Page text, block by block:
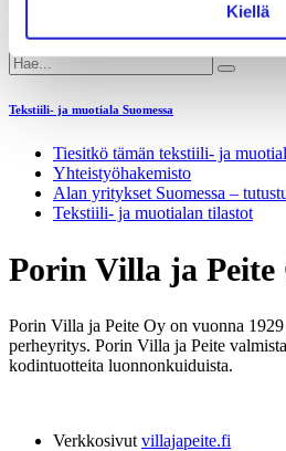
Kiellä
Alan yritykset Suomessa –
Tekstiili- ja muotiala Suomessa
Tiesitkö tämän tekstiili- ja
Yhteistyö­hakemisto
Alan yritykset Suomessa –
Tekstiili- ja muotialan tilastot
Porin Villa ja Peite
Porin Villa ja Peite Oy on vuonna 1929
perheyritys. Porin Villa ja Peite
kodintuotteita luonnonkuiduista.
Verkkosivut villajapeite.fi